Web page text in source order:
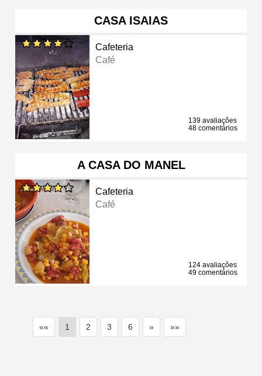
CASA ISAIAS
Cafeteria
Café
139 avaliações
48 comentários
A CASA DO MANEL
Cafeteria
Café
124 avaliações
49 comentários
«« 1 2 3 6 » »»